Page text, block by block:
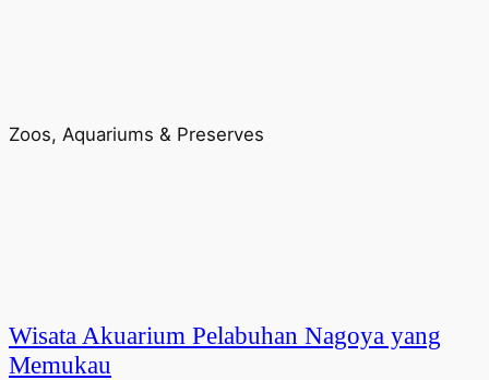
Zoos, Aquariums & Preserves
Wisata Akuarium Pelabuhan Nagoya yang
Memukau